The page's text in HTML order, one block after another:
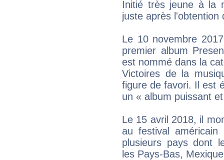
Initié très jeune à la
juste après l'obtention
Le 10 novembre
premier album
est nommé dans la
Victoires de la
figure de favori. Il est
un « album puissant
Le 15 avril 2018, il
au festival américain
plusieurs pays dont
les Pays-Bas,